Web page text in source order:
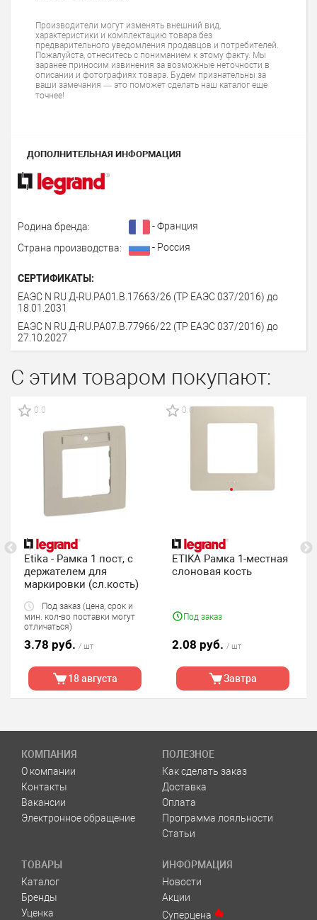
Производители могут изменять внешний вид,
характеристики и комплектацию товара без
предварительного уведомления продавцов и потребителей.
Пожалуйста, отнеситесь с пониманием к этому факту. Мы
заранее приносим извинения за возможные неточности в
описании и фотографиях товара. Будем признательны за
ваши замечания — это поможет сделать наш каталог еще
точнее!
ДОПОЛНИТЕЛЬНАЯ ИНФОРМАЦИЯ
Родина бренда:
- Франция
Страна производства:
- Россия
СЕРТИФИКАТЫ:
ЕАЭС N RU Д-RU.PA01.В.17663/26 (ТР ЕАЭС 037/2016) до
18.01.2031
ЕАЭС N RU Д-RU.РА07.В.77966/22 (ТР ЕАЭС 037/2016) до
27.10.2027
С этим товаром покупают:
0.0
Etika - Рамка 1 пост, с
держателем для
маркировки (сл.кость)
Под заказ (цена, срок и
мин. кол-во поставки могут
отличаться)
3.78 руб. / шт
18 августа
0.0
ETIKA Рамка 1-местная
слоновая кость
Под заказ
2.08 руб. / шт
Завтра
КОМПАНИЯ
О компании
Контакты
Вакансии
Электронное обращение
ПОЛЕЗНОЕ
Как сделать заказ
Доставка
Оплата
Программа лояльности
Статьи
ТОВАРЫ
Каталог
Бренды
Уценка
ИНФОРМАЦИЯ
Новости
Акции
Суперцена